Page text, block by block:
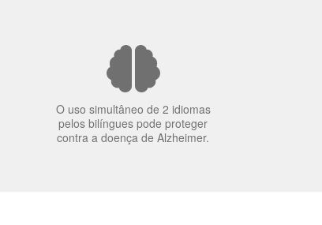
O uso simultâneo de 2 idiomas
pelos bilíngues pode proteger
contra a doença de Alzheimer.